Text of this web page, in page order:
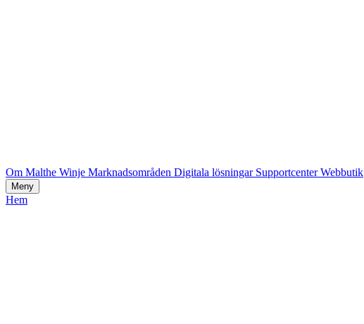
Om Malthe Winje Marknadsområden Digitala lösningar SupportcenterWebbutik
Meny
Hem